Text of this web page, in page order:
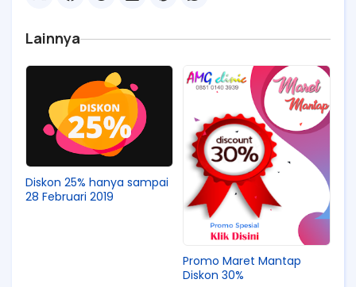
Lainnya
Diskon 25% hanya sampai
28 Februari 2019
Promo Maret Mantap
Diskon 30%